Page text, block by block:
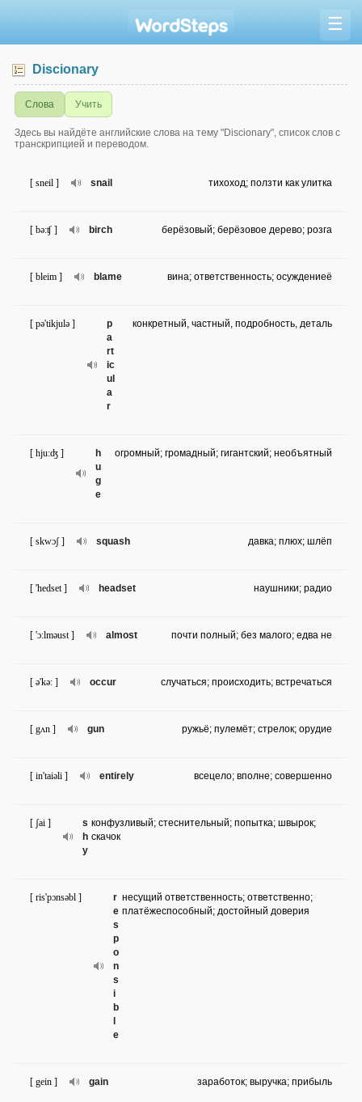
☰
Discionary
Слова Учить
Здесь вы найдёте английские слова на тему "Discionary", список слов с
транскрипцией и переводом.
snail
[ sneil ] тихоход; ползти как улитка
birch
[ bə:ʧ ] берёзовый; берёзовое дерево; розга
blame
[ bleim ] вина; ответственность; осуждениеё
p
a
rt
ic
ul
a
r
[ pə'tikjulə ] конкретный, частный, подробность, деталь
h
u
g
e
[ hju:ʤ ] огромный; громадный; гигантский; необъятный
squash
[ skwɔʃ ] давка; плюх; шлёп
headset
[ 'hedset ] наушники; радио
almost
[ 'ɔ:lməust ] почти полный; без малого; едва не
occur
[ ə'kə: ] случаться; происходить; встречаться
gun
[ gʌn ] ружьё; пулемёт; стрелок; орудие
entirely
[ in'taiəli ] всецело; вполне; совершенно
s
h
y
[ ʃai ]
конфузливый; стеснительный; попытка; швырок;
скачок
r
e
s
p
o
n
s
i
b
e
[ ris'pɔnsəbl ]
несущий ответственность; ответственно;
платёжеспособный; достойный доверия
gain
[ gein ] заработок; выручка; прибыль